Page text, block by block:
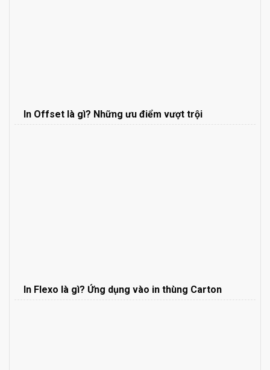
In Offset là gì? Những ưu điểm vượt trội
In Flexo là gì? Ứng dụng vào in thùng Carton